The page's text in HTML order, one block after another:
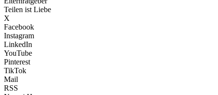
Teilen ist Liebe
X
Facebook
Instagram
LinkedIn
YouTube
Pinterest
TikTok
Mail
RSS